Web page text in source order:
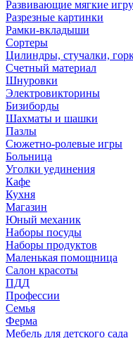
Развивающие мягкие
Разрезные картинки
Рамки-вкладыши
Сортеры
Цилиндры, стучалки,
Счетный материал
Шнуровки
Электровикторины
Бизиборды
Шахматы и шашки
Пазлы
Сюжетно-ролевые игры
Больница
Уголки уединения
Кафе
Кухня
Магазин
Юный механик
Наборы посуды
Наборы продуктов
Маленькая помощница
Салон красоты
ПДД
Профессии
Семья
Ферма
Мебель для детского сада